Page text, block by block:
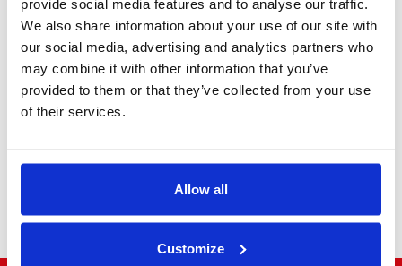
provide social media features and to analyse our traffic.
We also share information about your use of our site with
our social media, advertising and analytics partners who
may combine it with other information that you’ve
provided to them or that they’ve collected from your use
of their services.
Allow all
Customize
Ejecutivo MPV
Minibús